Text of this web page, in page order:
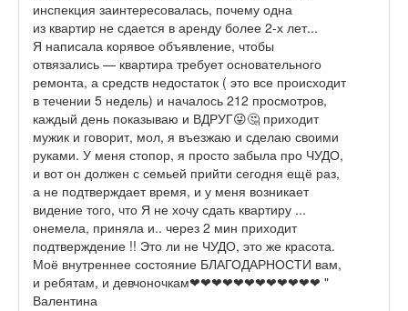
инспекция заинтересовалась, почему одна
из квартир не сдается в аренду более 2-х лет...
Я написала корявое объявление, чтобы
отвязались — квартира требует основательного
ремонта, а средств недостаток ( это все происходит
в течении 5 недель) и началось 212 просмотров,
каждый день показываю и ВДРУГ😜🤔 приходит
мужик и говорит, мол, я въезжаю и сделаю своими
руками. У меня стопор, я просто забыла про ЧУДО,
и вот он должен с семьей прийти сегодня ещё раз,
а не подтверждает время, и у меня возникает
видение того, что Я не хочу сдать квартиру ...
онемела, приняла и.. через 2 мин приходит
подтверждение !! Это ли не ЧУДО, это же красота.
Моё внутреннее состояние БЛАГОДАРНОСТИ вам,
и ребятам, и девчоночкам❤❤❤❤❤❤❤❤❤❤❤❤ "
Валентина